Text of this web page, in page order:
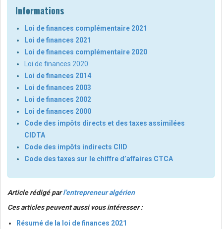
Informations
Loi de finances complémentaire 2021
Loi de finances 2021
Loi de finances complémentaire 2020
Loi de finances 2020
Loi de finances 2014
Loi de finances 2003
Loi de finances 2002
Loi de finances 2000
Code des impôts directs et des taxes assimilées
CIDTA
Code des impôts indirects CIID
Code des taxes sur le chiffre d’affaires CTCA
Article rédigé parl'entrepreneur algérien
Ces articles peuvent aussi vous intéresser :
Résumé de la loi de finances 2021